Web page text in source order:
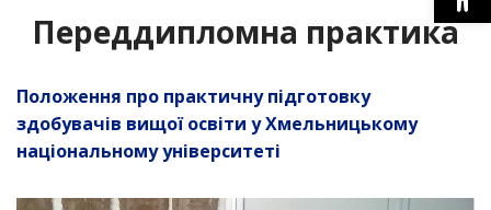
Переддипломна практика
Положення про практичну підготовку
здобувачів вищої освіти у Хмельницькому
національному університеті